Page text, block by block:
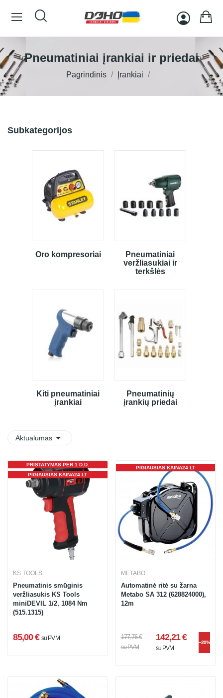
Pneumatiniai įrankiai ir priedai
Pagrindinis Įrankiai
Subkategorijos
Oro kompresoriai
Pneumatiniai
veržliasukiai ir
terkšlės
Kiti pneumatiniai
įrankiai
Pneumatinių
įrankių priedai
Aktualumas 
PIGIAUSIAS KAINA24.LT
PRISTATYMAS PER 1 D.D.
KS TOOLS
Pneumatinis smūginis
veržliasukis KS Tools
miniDEVIL 1/2, 1084 Nm
(515.1315)
85,00 € su PVM
PIGIAUSIAS KAINA24.LT
METABO
Automatinė ritė su žarna
Metabo SA 312 (628824000),
12m
177,76 €
su PVM
142,21 €
su PVM
−20%